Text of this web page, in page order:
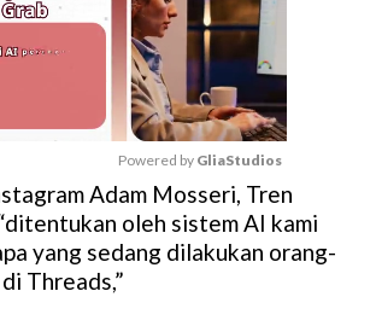
M
u
t
Powered by GliaStudios
Adam Mosseri, Tren
oleh sistem AI kami
yang sedang dilakukan orang-
Threads,”